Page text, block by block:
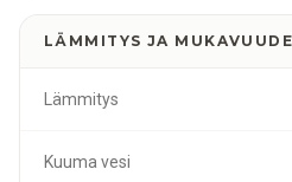
LÄMMITYS JA
Lämmitys
Kuuma vesi